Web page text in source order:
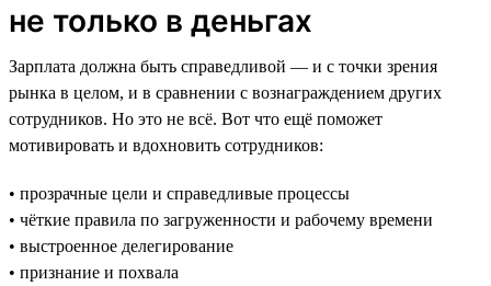
не только в деньгах
Зарплата должна быть справедливой — и с точки зрения
рынка в целом, и в сравнении с вознаграждением других
сотрудников. Но это не всё. Вот что ещё поможет
мотивировать и вдохновить сотрудников:
• прозрачные цели и справедливые процессы
• чёткие правила по загруженности и рабочему времени
• выстроенное делегирование
• признание и похвала